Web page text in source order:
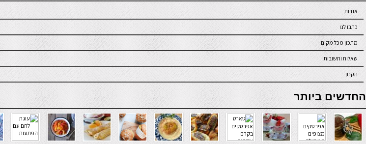
אודות
כתבו לנו
מתכון מכל מקום
שאלות ותשובות
תקנון
online casino
החדשים ביותר